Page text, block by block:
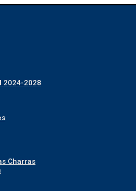
2024-2028
Charras